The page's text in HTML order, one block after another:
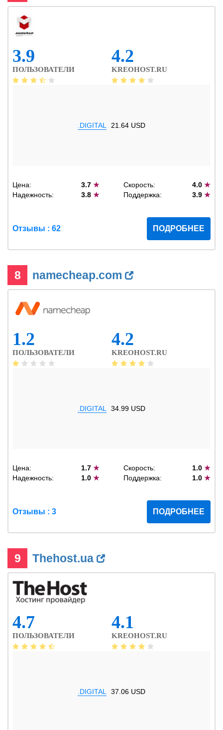
3.9
ПОЛЬЗОВАТЕЛИ
4.2
KREOHOST.RU
.DIGITAL 21.64 USD
Цена: 3.7★ Скорость: 4.0 ★
Надежность:
3.8★ Поддержка: 3.9 ★
Отзывы : 62 ПОДРОБНЕЕ
8 namecheap.com
1.2
ПОЛЬЗОВАТЕЛИ
4.2
KREOHOST.RU
.DIGITAL 34.99 USD
Цена: 1.7★ Скорость: 1.0 ★
Надежность:
1.0★ Поддержка: 1.0 ★
Отзывы : 3 ПОДРОБНЕЕ
9 Thehost.ua
4.7
ПОЛЬЗОВАТЕЛИ
4.1
KREOHOST.RU
.DIGITAL 37.06 USD